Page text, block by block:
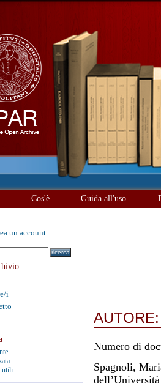
Cos'è Guida all'uso
un account
i
utili
Numero di
Spagnoli,